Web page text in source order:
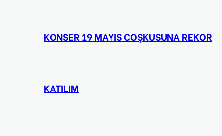
KONSER 19 MAYIS COŞKUSUNA REKOR
KATILIM